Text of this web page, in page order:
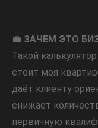
💼 ЗАЧЕМ ЭТО
Такой
стоит моя
даёт клиенту
снижает
первичную